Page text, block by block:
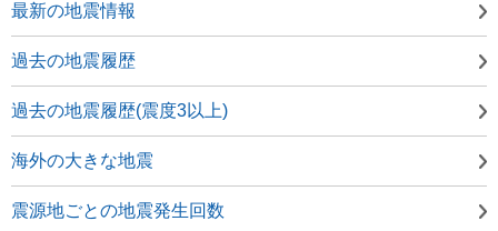
最新の地震情報
過去の地震履歴
過去の地震履歴(震度3以上)
海外の大きな地震
震源地ごとの地震発生回数